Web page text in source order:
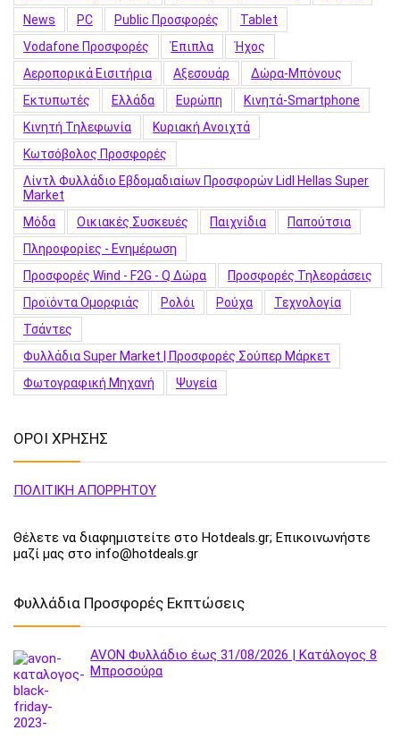
News
PC Public Προσφορές
Tablet
Vodafone Προσφορές
Έπιπλα
Ήχος
Αεροπορικά Εισιτήρια
Αξεσουάρ
Δώρα-Μπόνους
Εκτυπωτές
Ελλάδα Ευρώπη
Κινητά-Smartphone
Κινητή Τηλεφωνία
Κυριακή Ανοιχτά
Κωτσόβολος Προσφορές
Λίντλ Φυλλάδιο Εβδομαδιαίων Προσφορών Lidl Hellas Super
Market
Μόδα
Οικιακές Συσκευές Παιχνίδια
Παπούτσια
Πληροφορίες - Ενημέρωση
Προσφορές Wind - F2G - Q Δώρα
Προσφορές Τηλεοράσεις
Προϊόντα Ομορφιάς
Ρολόι Ρούχα
Τεχνολογία
Τσάντες
Φυλλάδια Super Market | Προσφορές Σούπερ Μάρκετ
Φωτογραφική Μηχανή
Ψυγεία
ΟΡΟΙ ΧΡΗΣΗΣ
ΠΟΛΙΤΙΚΗ ΑΠΟΡΡΗΤΟΥ
Θέλετε να διαφημιστείτε στο Hotdeals.gr; Επικοινωνήστε
μαζί μας στο info@hotdeals.gr
Φυλλάδια Προσφορές Εκπτώσεις
AVON Φυλλάδιο έως 31/08/2026 | Κατάλογος 8
Μπροσούρα